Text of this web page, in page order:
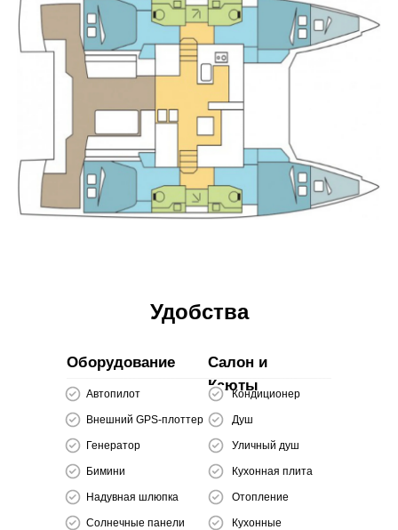
Удобства
Оборудование
Автопилот
Внешний GPS-плоттер
Генератор
Бимини
Надувная шлюпка
Салон и
Каюты
Солнечные панели
Кондиционер
Душ
Уличный душ
Кухонная плита
Отопление
Кухонные